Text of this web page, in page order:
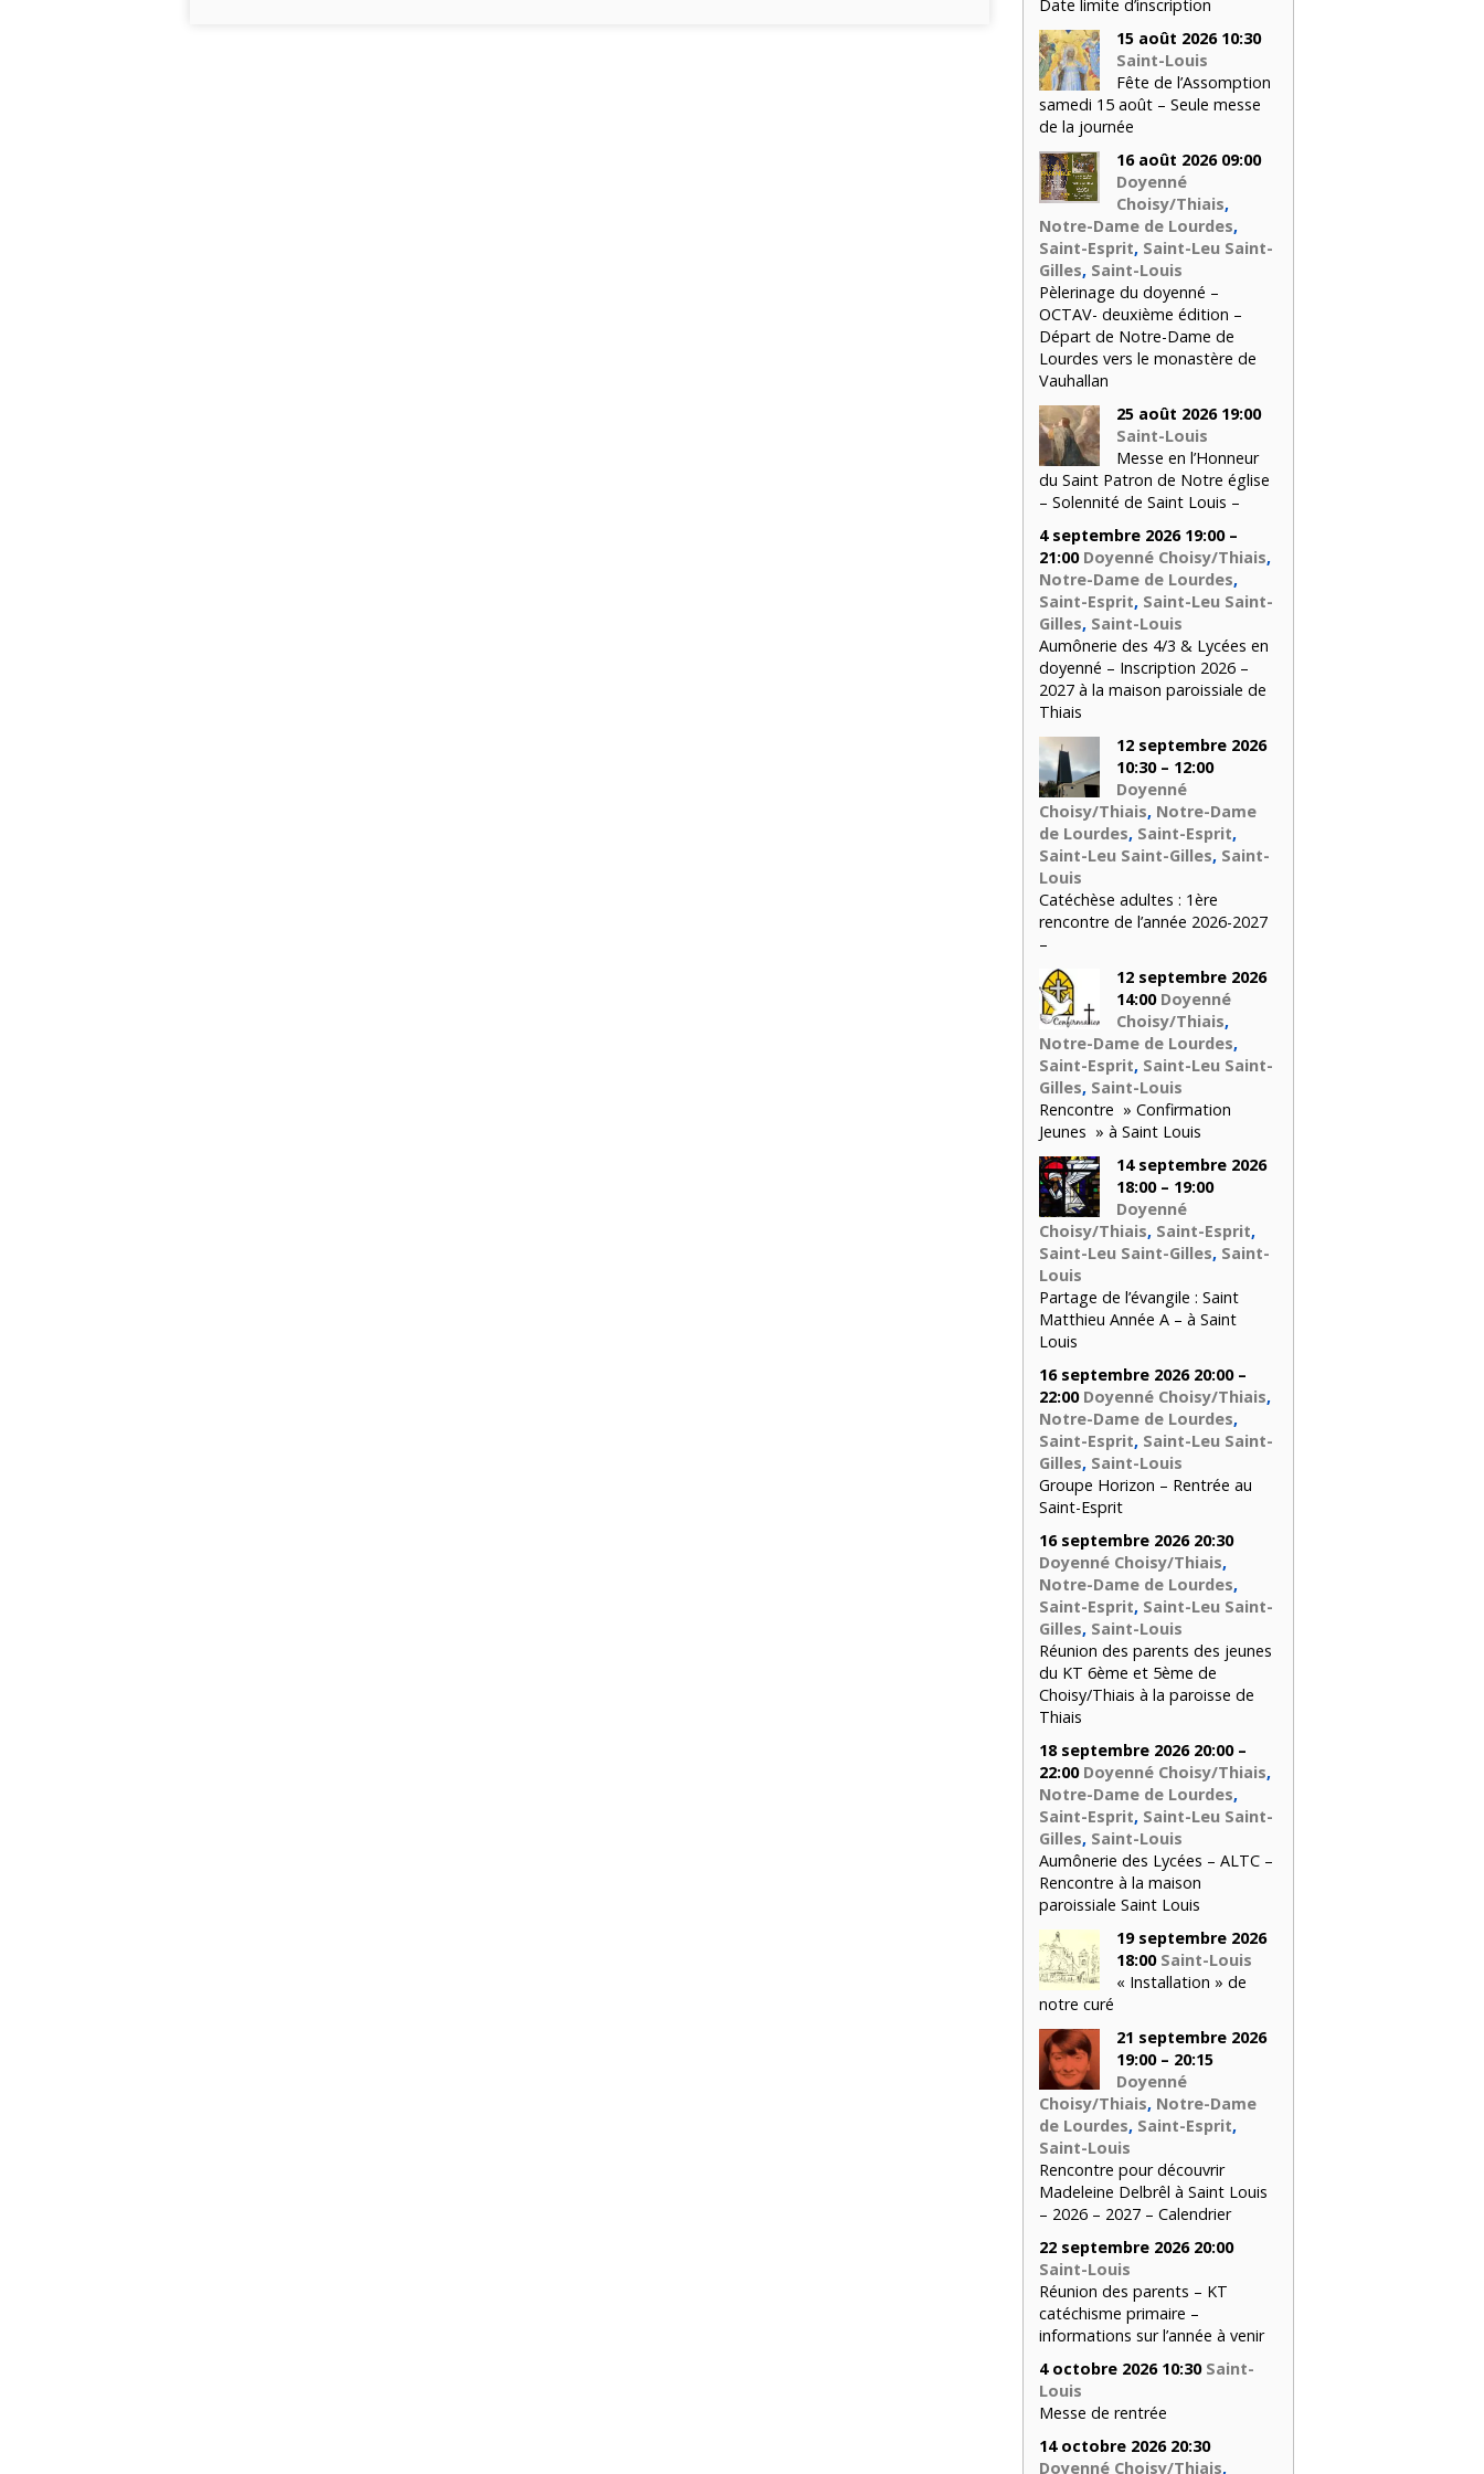
Date limite d’inscription
15 août 2026 10:30
Saint-Louis
Fête de l’Assomption
samedi 15 août – Seule messe
de la journée
16 août 2026 09:00
Doyenné
Choisy/Thiais,
Notre-Dame de Lourdes,
Saint-Esprit, Saint-Leu Saint-
Gilles, Saint-Louis
Pèlerinage du doyenné –
OCTAV- deuxième édition –
Départ de Notre-Dame de
Lourdes vers le monastère de
Vauhallan
25 août 2026 19:00
Saint-Louis
Messe en l’Honneur
du Saint Patron de Notre église
– Solennité de Saint Louis –
4 septembre 2026 19:00 –
21:00 Doyenné Choisy/Thiais,
Notre-Dame de Lourdes,
Saint-Esprit, Saint-Leu Saint-
Gilles, Saint-Louis
Aumônerie des 4/3 & Lycées en
doyenné – Inscription 2026 –
2027 à la maison paroissiale de
Thiais
12 septembre 2026
10:30 – 12:00
Doyenné
Choisy/Thiais, Notre-Dame
de Lourdes, Saint-Esprit,
Saint-Leu Saint-Gilles, Saint-
Louis
Catéchèse adultes : 1ère
rencontre de l’année 2026-2027
–
12 septembre 2026
14:00 Doyenné
Choisy/Thiais,
Notre-Dame de Lourdes,
Saint-Esprit, Saint-Leu Saint-
Gilles, Saint-Louis
Rencontre » Confirmation
Jeunes » à Saint Louis
14 septembre 2026
18:00 – 19:00
Doyenné
Choisy/Thiais, Saint-Esprit,
Saint-Leu Saint-Gilles, Saint-
Louis
Partage de l’évangile : Saint
Matthieu Année A – à Saint
Louis
16 septembre 2026 20:00 –
22:00 Doyenné Choisy/Thiais,
Notre-Dame de Lourdes,
Saint-Esprit, Saint-Leu Saint-
Gilles, Saint-Louis
Groupe Horizon – Rentrée au
Saint-Esprit
16 septembre 2026 20:30
Doyenné Choisy/Thiais,
Notre-Dame de Lourdes,
Saint-Esprit, Saint-Leu Saint-
Gilles, Saint-Louis
Réunion des parents des jeunes
du KT 6ème et 5ème de
Choisy/Thiais à la paroisse de
Thiais
18 septembre 2026 20:00 –
22:00 Doyenné Choisy/Thiais,
Notre-Dame de Lourdes,
Saint-Esprit, Saint-Leu Saint-
Gilles, Saint-Louis
Aumônerie des Lycées – ALTC –
Rencontre à la maison
paroissiale Saint Louis
19 septembre 2026
18:00 Saint-Louis
« Installation » de
notre curé
21 septembre 2026
19:00 – 20:15
Doyenné
Choisy/Thiais, Notre-Dame
de Lourdes, Saint-Esprit,
Saint-Louis
Rencontre pour découvrir
Madeleine Delbrêl à Saint Louis
– 2026 – 2027 – Calendrier
22 septembre 2026 20:00
Saint-Louis
Réunion des parents – KT
catéchisme primaire –
informations sur l’année à venir
4 octobre 2026 10:30 Saint-
Louis
Messe de rentrée
14 octobre 2026 20:30
Doyenné Choisy/Thiais,